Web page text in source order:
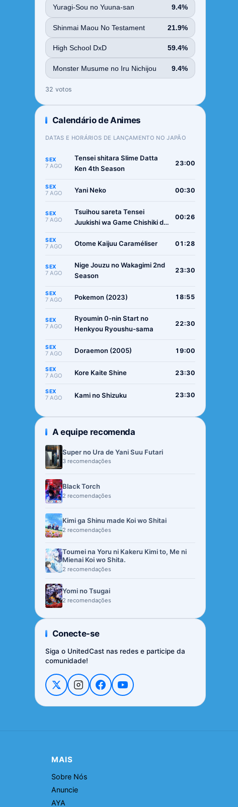
Yuragi-Sou no Yuuna-san 9.4%
Shinmai Maou No Testament 21.9%
High School DxD 59.4%
Monster Musume no Iru Nichijou 9.4%
32 votos
Calendário de Animes
DATAS E HORÁRIOS DE LANÇAMENTO NO JAPÃO
SEX
7 AGO
Tensei shitara Slime Datta
Ken 4th Season
23:00
SEX
7 AGO Yani Neko 00:30
SEX
7 AGO
Tsuihou sareta Tensei
Juukishi wa Game Chishiki de
00:26
SEX
7 AGO Otome Kaijuu Caraméliser 01:28
SEX
7 AGO
Nige Jouzu no Wakagimi 2nd
Season
23:30
SEX
7 AGO Pokemon (2023) 18:55
SEX
7 AGO
Ryoumin 0-nin Start no
Henkyou Ryoushu-sama
22:30
SEX
7 AGO Doraemon (2005) 19:00
SEX
7 AGO Kore Kaite Shine 23:30
SEX
7 AGO Kami no Shizuku 23:30
A equipe recomenda
Super no Ura de Yani Suu Futari
3 recomendações
Black Torch
2 recomendações
Kimi ga Shinu made Koi wo Shitai
2 recomendações
Toumei na Yoru ni Kakeru Kimi to, Me ni
Mienai Koi wo Shita.
2 recomendações
Yomi no Tsugai
2 recomendações
Conecte-se
Siga o UnitedCast nas redes e participe da
comunidade!
MAIS
Sobre Nós
Anuncie
AYA